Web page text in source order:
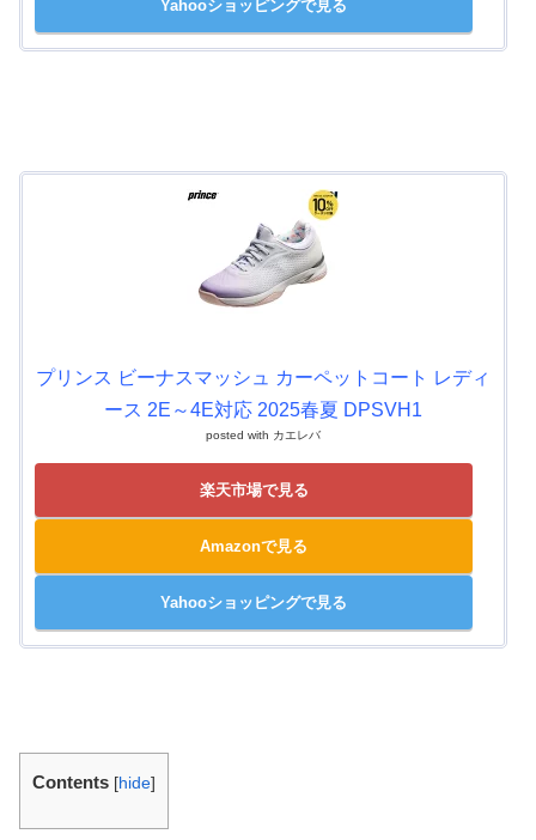
Yahooショッピングで見る
プリンス ビーナスマッシュ カーペットコート レディ
ース 2E～4E対応 2025春夏 DPSVH1
posted with カエレバ
楽天市場で見る
Amazonで見る
Yahooショッピングで見る
Contents [hide]